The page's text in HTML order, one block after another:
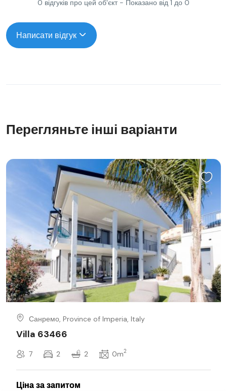
0 відгуків про цей об'єкт - Показано від 1 до 0
Написати відгук
Перегляньте інші варіанти
Санремо, Province of Imperia, Italy
Villa 63466
7 2 2 0m2